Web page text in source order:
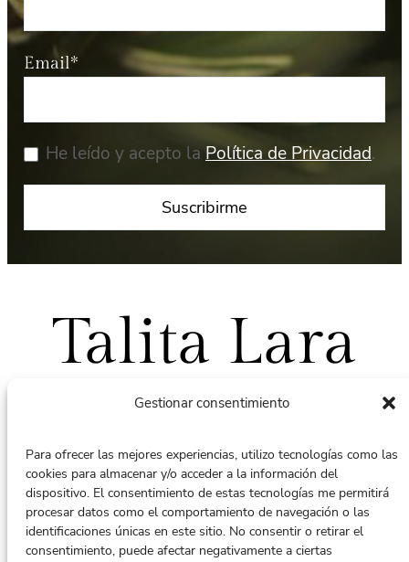
Gestionar consentimiento
Para ofrecer las mejores experiencias, utilizo tecnologías como las
cookies para almacenar y/o acceder a la información del
dispositivo. El consentimiento de estas tecnologías me permitirá
procesar datos como el comportamiento de navegación o las
identificaciones únicas en este sitio. No consentir o retirar el
consentimiento, puede afectar negativamente a ciertas
Email*
He leído y acepto la Política de Privacidad.
Talita Lara
Puedes contactar conmigo en:
terapiacontalita@gmail.com
Whatsapp: +34 616128565